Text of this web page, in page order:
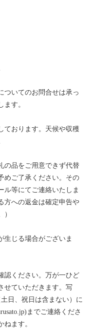
ついてのお問合せは承っ
す。
ております。天候や収穫
の品をご用意できず代替
めご了承ください。その
ル等にてご連絡いたしま
方への返金は確定申告や
生じる場合がございま
認ください。万が一ひど
せていただきます。写
日、祝日は含まない）に
までご連絡くださ
ます。